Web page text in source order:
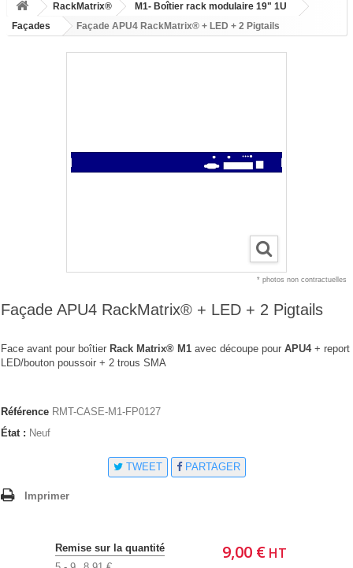
RackMatrix®
M1- Boîtier rack modulaire 19" 1U
Façades
Façade APU4 RackMatrix® + LED + 2 Pigtails
* photos non contractuelles
Façade APU4 RackMatrix® + LED + 2 Pigtails
Face avant pour boîtier Rack Matrix® M1 avec découpe pour APU4+ report
LED/bouton poussoir + 2 trous SMA
Référence RMT-CASE-M1-FP0127
État : Neuf
TWEET PARTAGER
Imprimer
9,00 € HT
Remise sur la quantité